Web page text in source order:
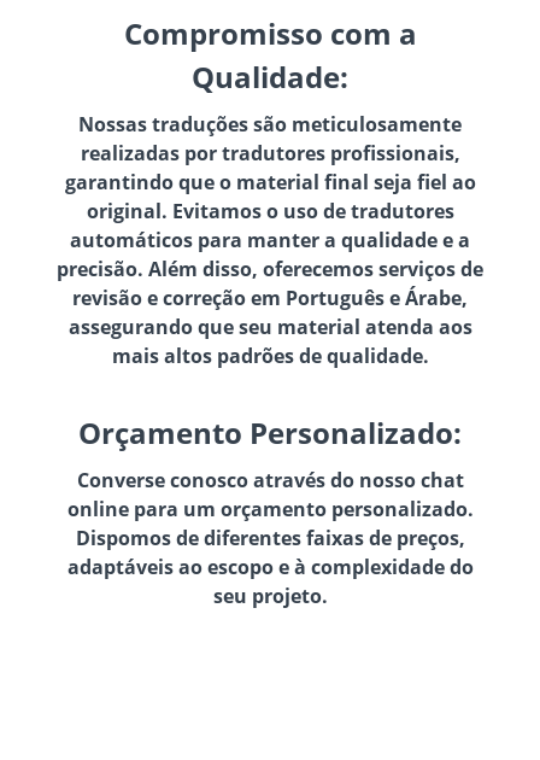
Compromisso com a
Qualidade:
Nossas traduções são meticulosamente
realizadas por tradutores profissionais,
garantindo que o material final seja fiel ao
original. Evitamos o uso de tradutores
automáticos para manter a qualidade e a
precisão. Além disso, oferecemos serviços de
revisão e correção em Português e Árabe,
assegurando que seu material atenda aos
mais altos padrões de qualidade.
Orçamento Personalizado:
Converse conosco através do nosso chat
online para um orçamento personalizado.
Dispomos de diferentes faixas de preços,
adaptáveis ao escopo e à complexidade do
seu projeto.